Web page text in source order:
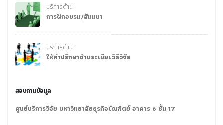
บริการด้าน
การฝึกอบรม/สัมมนา
บริการด้าน
ให้คำปรึกษาด้านระเบียบวิธีวิจัย
สอบถามข้อมูล
ศูนย์บริการวิจัย มหาวิทยาลัยธุรกิจบัณฑิตย์ อาคาร 6 ชั้น 17